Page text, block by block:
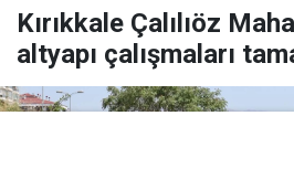
Kırıkkale Çalılıöz
altyapı çalışmaları